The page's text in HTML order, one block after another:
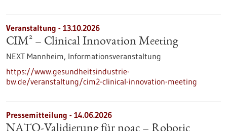
Veranstaltung - 13.10.2026
CIM² – Clinical Innovation Meeting
NEXT Mannheim, Informationsveranstaltung
https://www.gesundheitsindustrie-
bw.de/veranstaltung/cim2-clinical-innovation-meeting
Pressemitteilung - 14.06.2026